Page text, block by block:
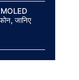
जानिए